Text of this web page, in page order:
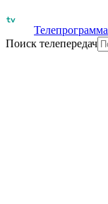
Телепрограмма
Поиск телепередач